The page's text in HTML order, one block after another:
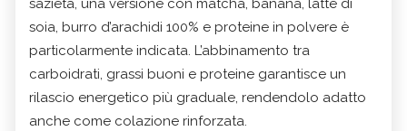
sazietà, una versione con matcha, banana, latte di
soia, burro d’arachidi 100% e proteine in polvere è
particolarmente indicata. L’abbinamento tra
carboidrati, grassi buoni e proteine garantisce un
rilascio energetico più graduale, rendendolo adatto
anche come colazione rinforzata.